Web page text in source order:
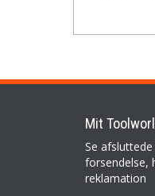
Mit
Se
forsendelse,
reklamation